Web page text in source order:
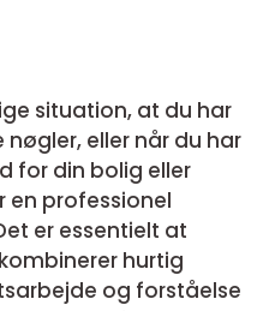
situation, at du har
eller når du har
for din bolig eller
en professionel
er essentielt at
hurtig
og forståelse